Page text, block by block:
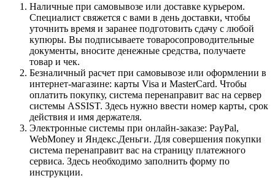
Наличные при самовывозе или доставке курьером.
Специалист свяжется с вами в день доставки, чтобы
уточнить время и заранее подготовить сдачу с любой
купюры. Вы подписываете товаросопроводительные
документы, вносите денежные средства, получаете
товар и чек.
Безналичный расчет при самовывозе или оформлении в
интернет-магазине: карты Visa и MasterCard. Чтобы
оплатить покупку, система перенаправит вас на сервер
системы ASSIST. Здесь нужно ввести номер карты, срок
действия и имя держателя.
Электронные системы при онлайн-заказе: PayPal,
WebMoney и Яндекс.Деньги. Для совершения покупки
система перенаправит вас на страницу платежного
сервиса. Здесь необходимо заполнить форму по
инструкции.